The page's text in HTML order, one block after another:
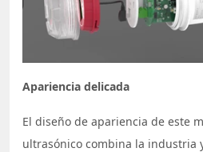
Apariencia delicada
El diseño de apariencia de este
ultrasónico combina la industria